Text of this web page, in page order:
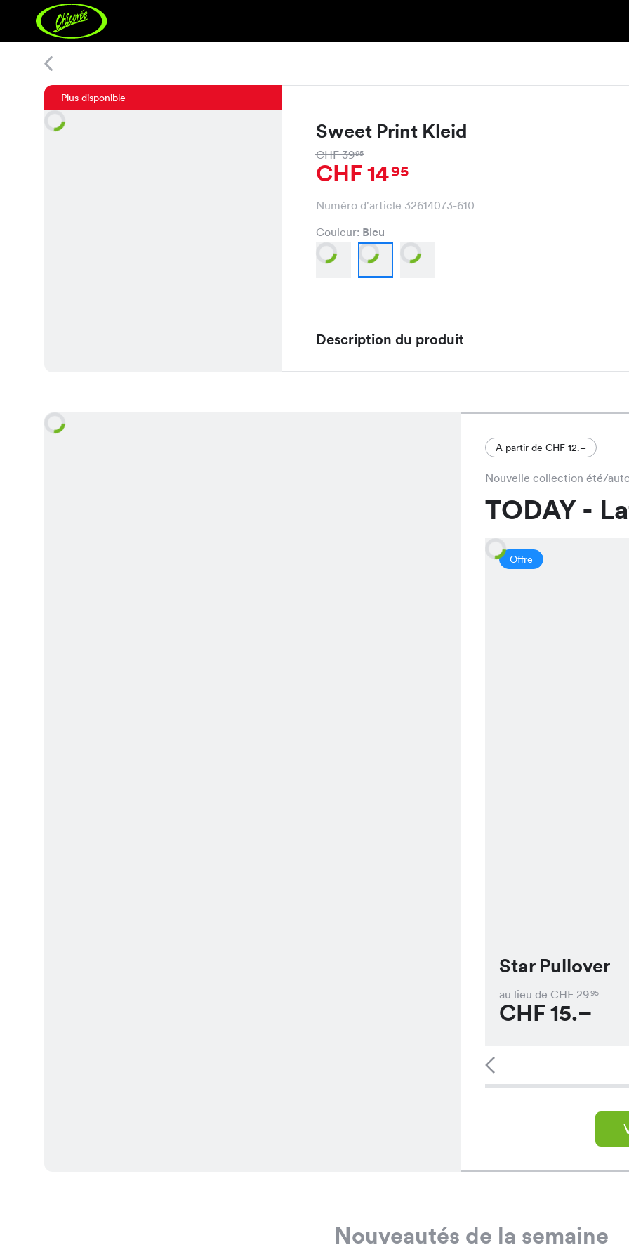
Plus disponible
Sweet Print Kleid
CHF 3995
CHF 1495
Numéro d'article 32614073-610
Couleur: Bleu
Description du produit
A partir de CHF 12.–
Nouvelle collection été/
TODAY -
Offre
Star Pullover
au lieu de CHF 2995
CHF 15.–
Nouveautés de la semaine